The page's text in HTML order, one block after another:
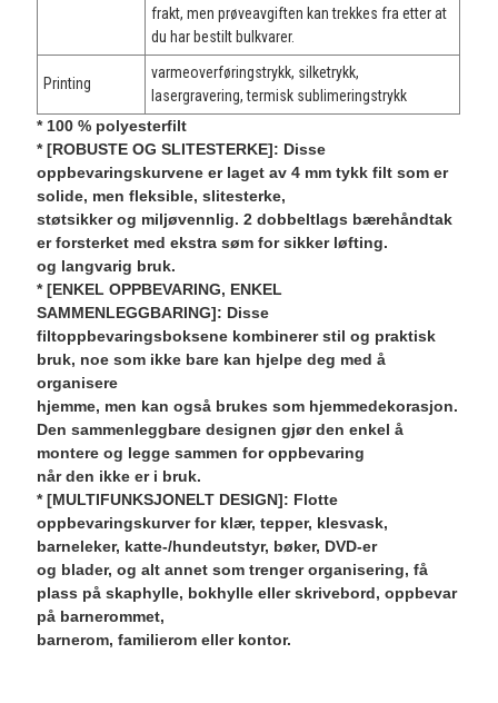
frakt, men prøveavgiften kan trekkes fra etter at
du har bestilt bulkvarer.
Printing
varmeoverføringstrykk, silketrykk,
lasergravering, termisk sublimeringstrykk
* 100 % polyesterfilt
* [ROBUSTE OG SLITESTERKE]: Disse
oppbevaringskurvene er laget av 4 mm tykk filt som er
solide, men fleksible, slitesterke,
støtsikker og miljøvennlig. 2 dobbeltlags bærehåndtak
er forsterket med ekstra søm for sikker løfting.
og langvarig bruk.
* [ENKEL OPPBEVARING, ENKEL
SAMMENLEGGBARING]: Disse
filtoppbevaringsboksene kombinerer stil og praktisk
bruk, noe som ikke bare kan hjelpe deg med å
organisere
hjemme, men kan også brukes som hjemmedekorasjon.
Den sammenleggbare designen gjør den enkel å
montere og legge sammen for oppbevaring
når den ikke er i bruk.
* [MULTIFUNKSJONELT DESIGN]: Flotte
oppbevaringskurver for klær, tepper, klesvask,
barneleker, katte-/hundeutstyr, bøker, DVD-er
og blader, og alt annet som trenger organisering, få
plass på skaphylle, bokhylle eller skrivebord, oppbevar
på barnerommet,
barnerom, familierom eller kontor.